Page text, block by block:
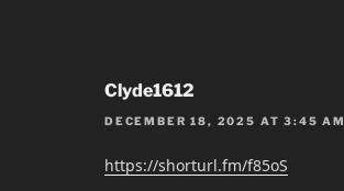
Clyde1612
DECEMBER 18, 2025 AT 3:45 AM
https://shorturl.fm/f85oS